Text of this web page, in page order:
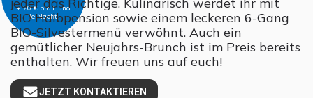
jeder das Richtige. Kulinarisch werdet ihr mit
BIO Halbpension sowie einem leckeren 6-Gang
BIO-Silvestermenü verwöhnt. Auch ein
gemütlicher Neujahrs-Brunch ist im Preis bereits
enthalten. Wir freuen uns auf euch!
JETZT KONTAKTIEREN
+ 20 € pro Hund
je Nacht